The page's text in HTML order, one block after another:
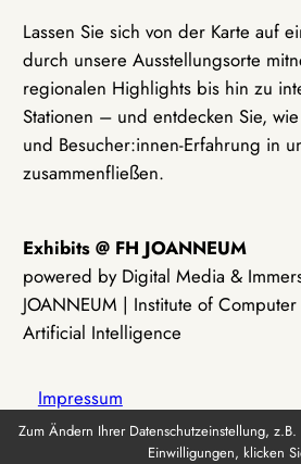
Lassen Sie sich von der Karte auf
durch unsere Ausstellungsorte
regionalen Highlights bis hin zu
Stationen – und entdecken Sie,
und Besucher:innen-Erfahrung in
zusammenfließen.
Exhibits @ FH JOANNEUM
powered by Digital Media &
JOANNEUM | Institute of
Artificial Intelligence
Impressum
Zum Ändern Ihrer Datenschutzeinstellung,
Einwilligungen, klicken